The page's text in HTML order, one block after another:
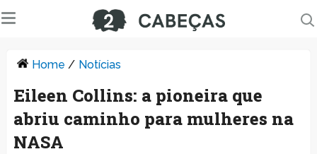
Home / Notícias
Eileen Collins: a pioneira que
abriu caminho para mulheres na
NASA